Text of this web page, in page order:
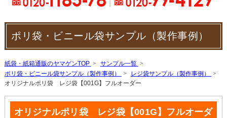
ポリ袋・ビニール袋サンプル（製作事例）
紙袋・紙箱通販のヤマゲンTOP
サンプル一覧
ポリ袋・ビニール袋サンプル（製作事例）
レジ袋サンプル（製作事例）
オリジナルポリ袋 レジ袋【001G】フルオーダー
オリジナルポリ袋 レジ袋【001G】フルオーダ